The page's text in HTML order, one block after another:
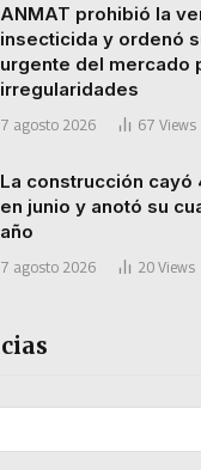
ANMAT prohibió la
insecticida y ordenó
urgente del mercado
irregularidades
7 agosto 2026 67 Views
La construcción cayó
en junio y anotó su
año
7 agosto 2026 20 Views